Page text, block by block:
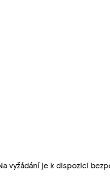
vyžádání je k dispozici